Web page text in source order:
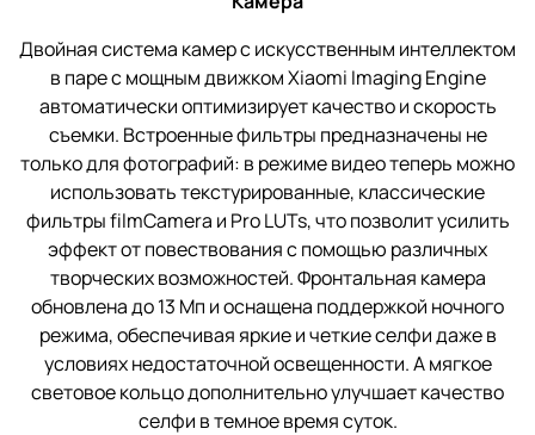
Двойная система камер с искусственным интеллектом
в паре с мощным движком Xiaomi Imaging Engine
автоматически оптимизирует качество и скорость
съемки. Встроенные фильтры предназначены не
только для фотографий: в режиме видео теперь можно
использовать текстурированные, классические
фильтры filmCamera и Pro LUTs, что позволит усилить
эффект от повествования с помощью различных
творческих возможностей. Фронтальная камера
обновлена до 13 Мп и оснащена поддержкой ночного
режима, обеспечивая яркие и четкие селфи даже в
условиях недостаточной освещенности. А мягкое
световое кольцо дополнительно улучшает качество
селфи в темное время суток.